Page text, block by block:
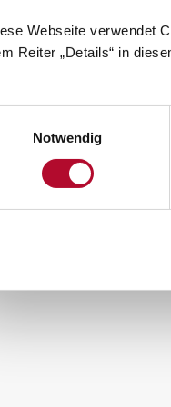
Webseite verwendet
Reiter „Details“ in
Notwendig
machten diesen
Erlebnis im Sinne der